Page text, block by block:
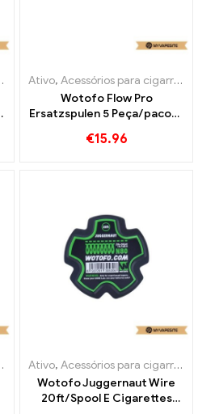
Ativo, Acessórios para cigarros eletrônicos
Wotofo Flow Pro
Ersatzspulen 5 Peça/pacote
atacado丨Personalizado
€15.96
Ativo, Acessórios para cigarros eletrônicos
Wotofo Juggernaut Wire
20ft/Spool E Cigarettes